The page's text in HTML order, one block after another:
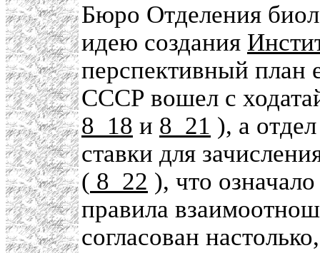
Бюро Отделения
идею создания
перспективный план
СССР вошел с
8_18 и 8_21 ), а
ставки для
( 8_22 ), что
правила
согласован